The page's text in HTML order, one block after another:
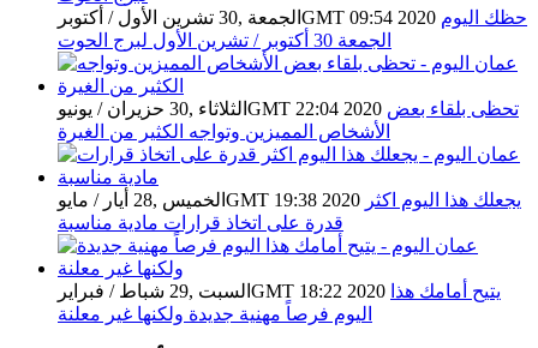
الجمعة ,30 تشرين الأول / أكتوبرGMT 09:54 2020 حظك اليوم
الجمعة 30 أكتوبر / تشرين الأول لبرج الحوت
الثلاثاء ,30 حزيران / يونيوGMT 22:04 2020 تحظى بلقاء بعض
الأشخاص المميزين وتواجه الكثير من الغيرة
الخميس ,28 أيار / مايوGMT 19:38 2020 يجعلك هذا اليوم اكثر
قدرة على اتخاذ قرارات مادية مناسبة
السبت ,29 شباط / فبرايرGMT 18:22 2020 يتيح أمامك هذا
اليوم فرصاً مهنية جديدة ولكنها غير معلنة